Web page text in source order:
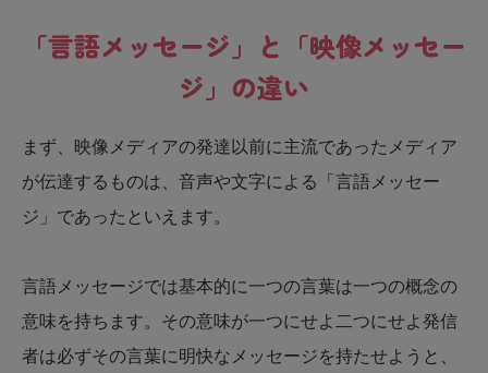
「言語メッセージ」と「映像メッセー
ジ」の違い
まず、映像メディアの発達以前に主流であったメディア
が伝達するものは、音声や文字による「言語メッセー
ジ」であったといえます。
言語メッセージでは基本的に一つの言葉は一つの概念の
意味を持ちます。その意味が一つにせよ二つにせよ発信
者は必ずその言葉に明快なメッセージを持たせようと、